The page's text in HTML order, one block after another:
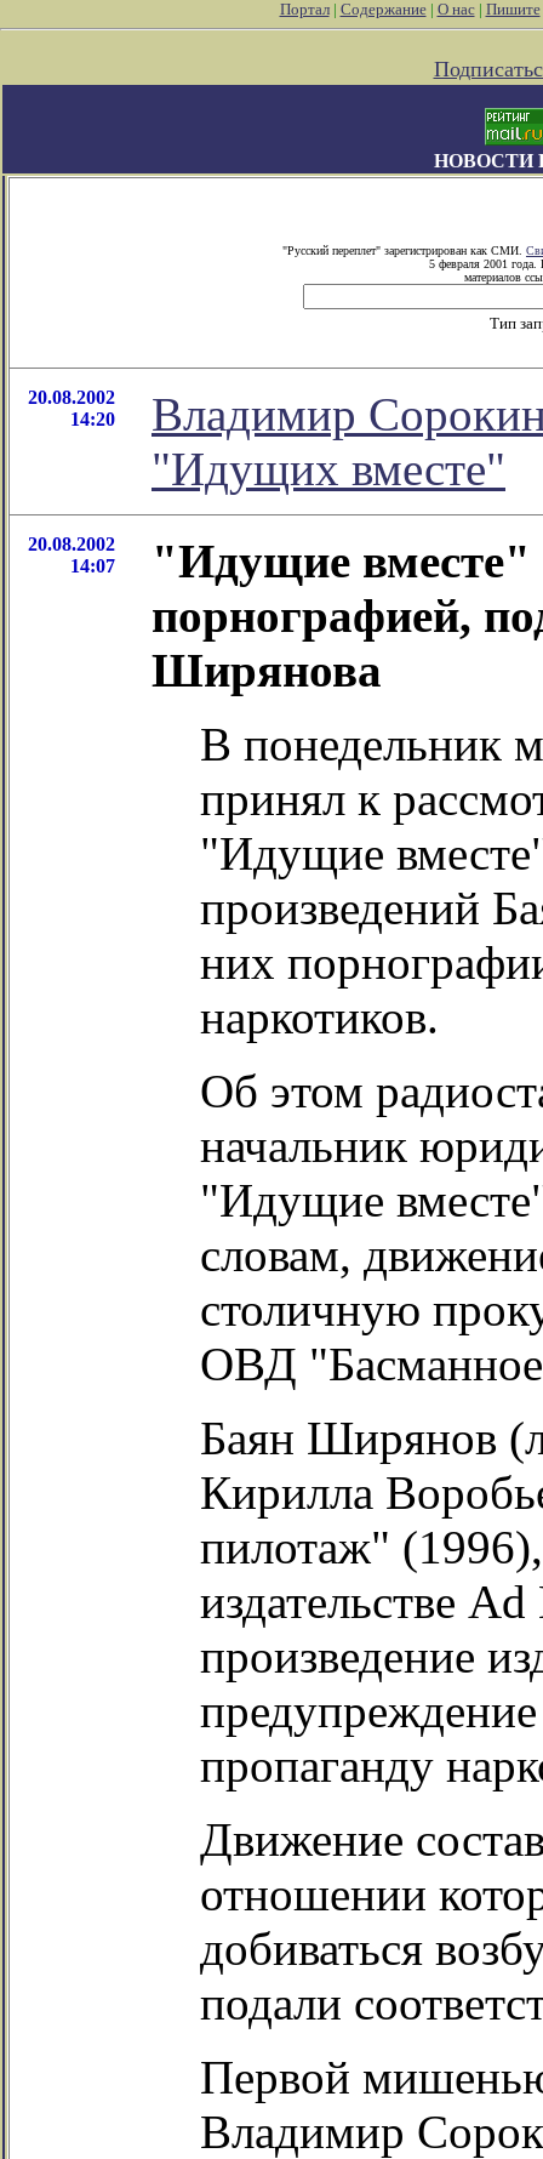
Портал| Содержание| О нас| Пишите
НОВОСТИ
"Русский переплет" зарегистрирован как СМИ.
5 февраля 2001 года.
материалов
Тип
20.08.2002
14:20
Владимир
"Идущих вместе"
20.08.2002
14:07
"Идущие вместе"
порнографией,
Ширянова
В понедельник
принял к
"Идущие
произведений
них
наркотиков.
Об этом
начальник
"Идущие
словам,
столичную
ОВД
Баян Ширянов
Кирилла
пилотаж"
издательстве
произведение
пропаганду
Движение
отношении
добиваться
подали
Первой
Владимир